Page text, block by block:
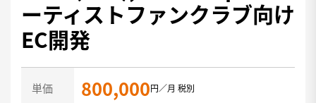
ーティストファンクラブ向け
EC開発
単価 800,000円／月 税別